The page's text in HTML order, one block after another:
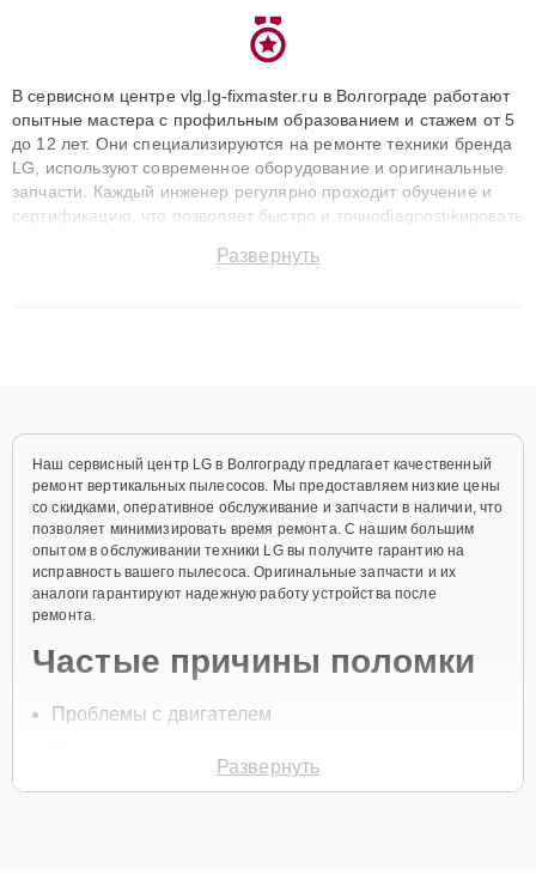
В сервисном центре vlg.lg-fixmaster.ru в Волгограде работают
опытные мастера с профильным образованием и стажем от 5
до 12 лет. Они специализируются на ремонте техники бренда
LG, используют современное оборудование и оригинальные
запчасти. Каждый инженер регулярно проходит обучение и
сертификацию, что позволяет быстро и точноdiagnostikировать
до 3 лет. Наши мастера решают сложные случаи: от замены
Развернуть
Наш сервисный центр LG в Волгограду предлагает качественный
ремонт вертикальных пылесосов. Мы предоставляем низкие цены
со скидками, оперативное обслуживание и запчасти в наличии, что
позволяет минимизировать время ремонта. С нашим большим
опытом в обслуживании техники LG вы получите гарантию на
исправность вашего пылесоса. Оригинальные запчасти и их
аналоги гарантируют надежную работу устройства после
ремонта.
Частые причины поломки
Проблемы с двигателем
Засорение фильтров
Развернуть